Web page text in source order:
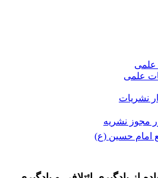
علمی
علمی
نشریات
مجوز نشریه
امام حسین (ع)